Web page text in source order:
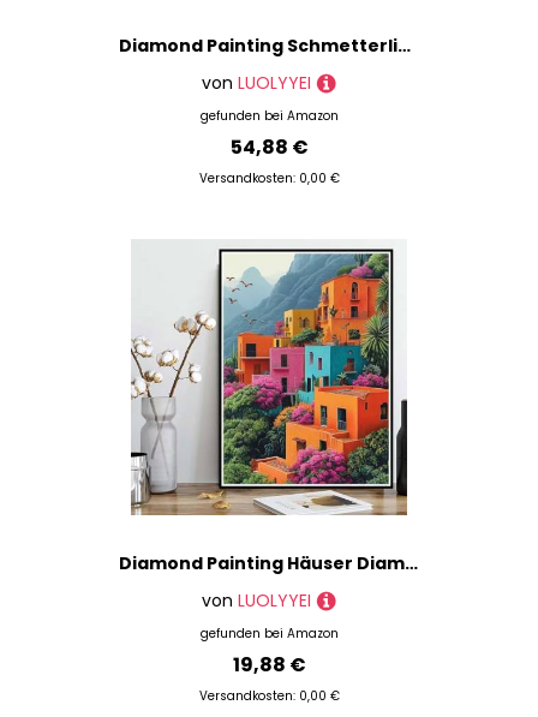
Diamond Painting Schmetterling Diamond Painting XXL 90×120cm, 5D Crystal Art Insekt Muster DIY Runden Steine Vollbohrer Mosaik Bastelset Erwachsene für Zimmer Deko Wohnzimmer, Geschenke -ly2508273
von LUOLYYEI
gefunden bei Amazon
54,88 €
Versandkosten: 0,00 €
Diamond Painting Häuser Diamond Painting XXL 40x50 cm, 5D Crystal Art Landschaft Muster DIY Runden Steine Vollbohrer Mosaik Bastelset Erwachsene für Zimmer Deko Wohnzimmer, Geschenke -ly2508239
von LUOLYYEI
gefunden bei Amazon
19,88 €
Versandkosten: 0,00 €